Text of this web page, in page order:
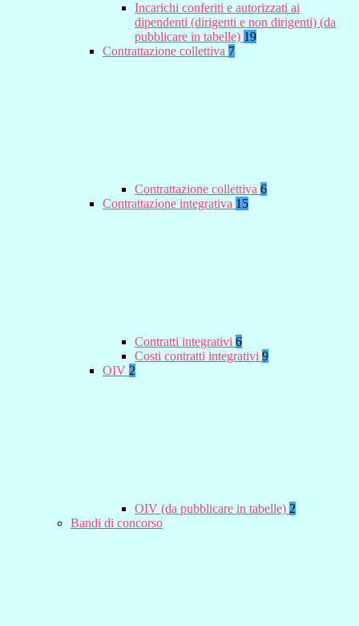
Incarichi conferiti e autorizzati ai
dipendenti (dirigenti e non dirigenti) (da
pubblicare in tabelle) 19
Contrattazione collettiva 7
Contrattazione collettiva 6
Contrattazione integrativa 15
Contratti integrativi 6
Costi contratti integrativi 9
OIV 2
OIV (da pubblicare in tabelle) 2
Bandi di concorso